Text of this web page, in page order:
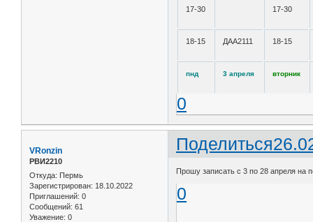
17-30 17-30
18-15 ДАА2111 18-15
пнд 3 апреля вторник
0
Поделиться
VRonzin
РВИ2210
Откуда: Пермь
Зарегистрирован: 18.10.2022
Приглашений: 0
Сообщений: 61
Уважение: 0
Прошу записать с 3 по 28 апреля на
0